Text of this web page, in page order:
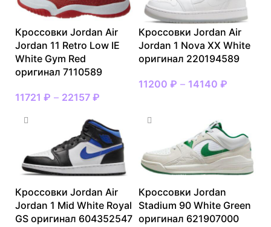
Кроссовки Jordan Air
Jordan 11 Retro Low IE
White Gym Red
оригинал 7110589
11721 ₽ – 22157 ₽
Кроссовки Jordan Air
Jordan 1 Nova XX White
оригинал 220194589
11200 ₽ – 14140 ₽
Кроссовки Jordan Air
Jordan 1 Mid White Royal
GS оригинал 604352547
Кроссовки Jordan
Stadium 90 White Green
оригинал 621907000